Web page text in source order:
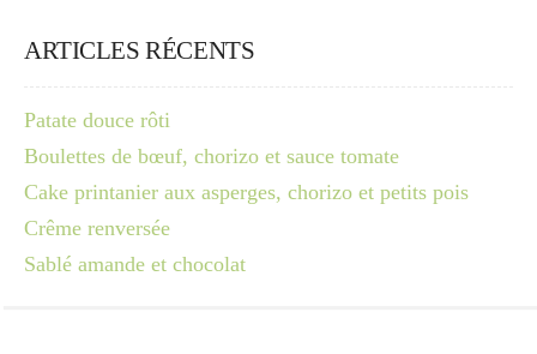
ARTICLES RÉCENTS
Patate douce rôti
Boulettes de bœuf, chorizo et sauce tomate
Cake printanier aux asperges, chorizo et petits pois
Crême renversée
Sablé amande et chocolat